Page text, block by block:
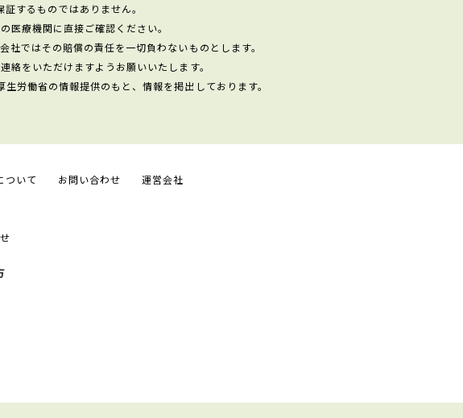
するものではありません。
医療機関に直接ご確認ください。
ではその賠償の責任を一切負わないものとします。
をいただけますようお願いいたします。
労働省の情報提供のもと、情報を掲出しております。
ついて お問い合わせ 運営会社